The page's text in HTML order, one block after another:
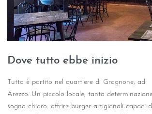
Dove tutto ebbe inizio
Tutto è partito nel quartiere di Gragnone, ad
Arezzo. Un piccolo locale, tanta
sogno chiaro: offrire burger artigianali capaci